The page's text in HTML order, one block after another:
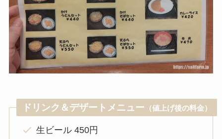
ドリンク＆デザートメニュー （値上げ後の料金）
生ビール 450円